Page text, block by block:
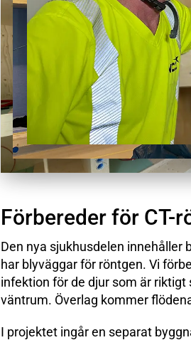
Förbereder för CT-
Den nya sjukhusdelen
har blyväggar för röntgen. Vi
infektion för de djur som är
väntrum. Överlag kommer
I projektet ingår en separat